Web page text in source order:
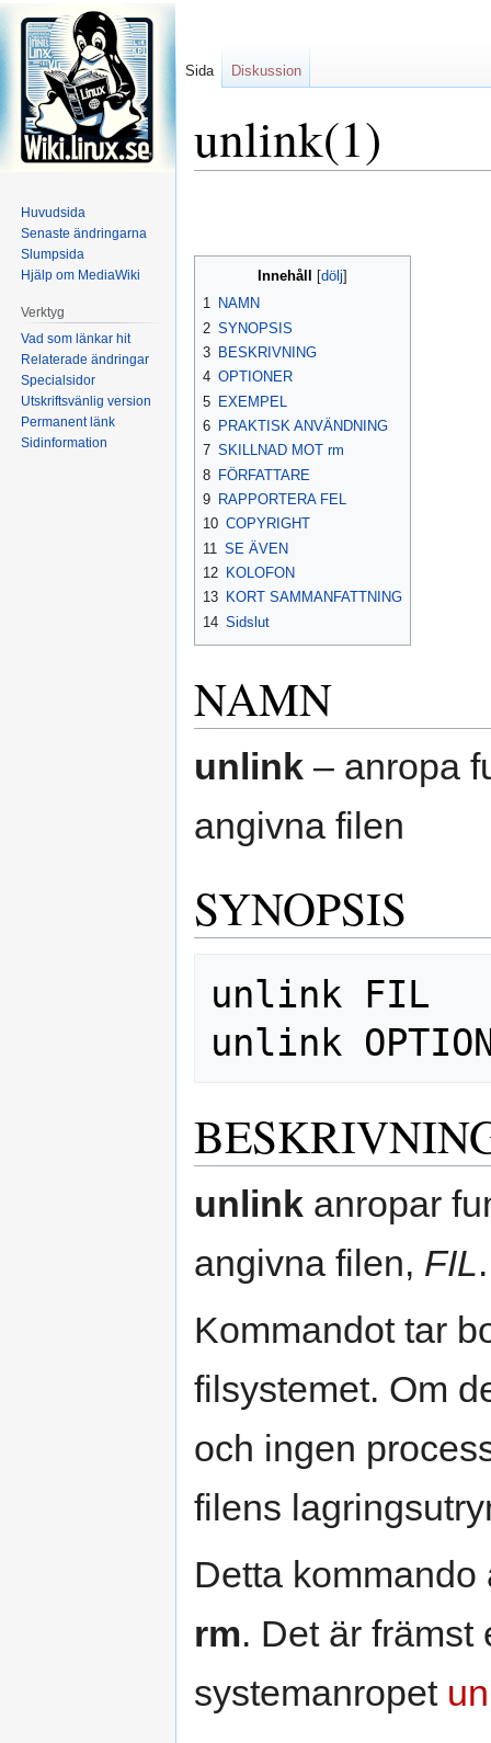
unlink(1)
Innehåll
1 NAMN
2 SYNOPSIS
3 BESKRIVNING
4 OPTIONER
5 EXEMPEL
6 PRAKTISK ANVÄNDNING
7 SKILLNAD MOT rm
8 FÖRFATTARE
9 RAPPORTERA FEL
10 COPYRIGHT
11 SE ÄVEN
12 KOLOFON
13 KORT SAMMANFATTNING
14 Sidslut
NAMN
unlink – anropa
angivna filen
SYNOPSIS
unlink FIL
unlink anropar
angivna filen, FIL.
Kommandot tar
filsystemet. Om
och ingen
filens
Detta
rm. Det är främst
systemanropet
Sida Diskussion
Huvudsida
Senaste ändringarna
Slumpsida
Hjälp om MediaWiki
Verktyg
Vad som länkar hit
Relaterade ändringar
Specialsidor
Utskriftsvänlig version
Permanent länk
Sidinformation